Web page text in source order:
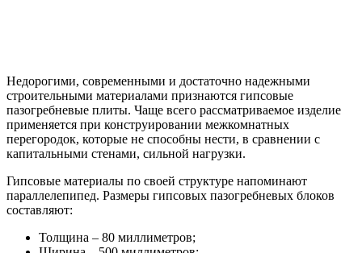
Недорогими, современными и достаточно надежными
строительными материалами признаются гипсовые
пазогребневые плиты. Чаще всего рассматриваемое изделие
применяется при конструировании межкомнатных
перегородок, которые не способны нести, в сравнении с
капитальными стенами, сильной нагрузки.
Гипсовые материалы по своей структуре напоминают
параллелепипед. Размеры гипсовых пазогребневых блоков
составляют:
Толщина – 80 миллиметров;